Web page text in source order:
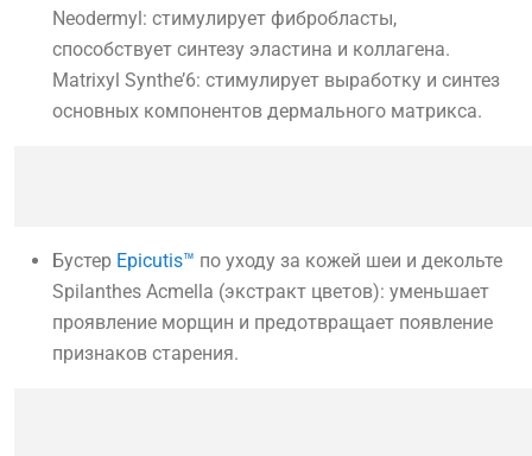
Neodermyl: стимулирует фибробласты,
способствует синтезу эластина и коллагена.
Matrixyl Synthe’6: стимулирует выработку и синтез
основных компонентов дермального матрикса.
Бустер Epicutis™ по уходу за кожей шеи и декольте
Spilanthes Acmella (экстракт цветов): уменьшает
проявление морщин и предотвращает появление
признаков старения.